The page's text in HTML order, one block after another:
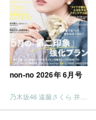
non-no 2026年 6月号